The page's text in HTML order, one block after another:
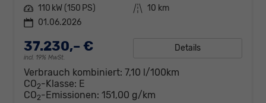
Leistung 110 kW (150 PS) Kilometerstand 10 km
01.06.2026
37.230,– €
incl. 19% MwSt.
Details
Verbrauch kombiniert: 7,10 l/100km
CO2-Klasse: E
CO2-Emissionen: 151,00 g/km